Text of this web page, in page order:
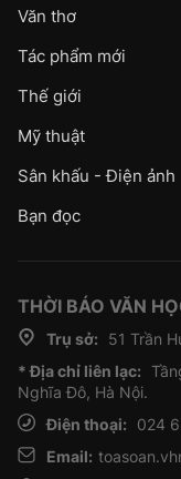
Văn thơ
Tác phẩm mới
Thế giới
Mỹ thuật
Sân khấu - Điện ảnh
Bạn đọc
THỜI BÁO VĂN
Trụ sở:
51 Trần
* Địa chỉ liên lạc:
Nghĩa Đô, Hà Nội.
Điện thoại:
024
Email: